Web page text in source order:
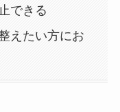
Zの解約まと
できる
えたい方にお